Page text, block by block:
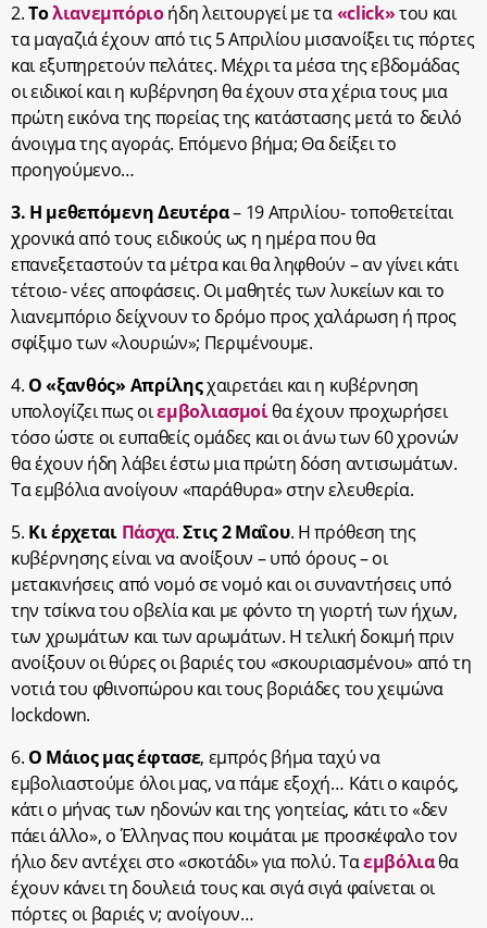
2.Τολιανεμπόριοήδη λειτουργεί με τα«click»του και
τα μαγαζιά έχουν από τις 5 Απριλίου μισανοίξει τις πόρτες
και εξυπηρετούν πελάτες. Μέχρι τα μέσα της εβδομάδας
οι ειδικοί και η κυβέρνηση θα έχουν στα χέρια τους μια
πρώτη εικόνα της πορείας της κατάστασης μετά το δειλό
άνοιγμα της αγοράς. Επόμενο βήμα; Θα δείξει το
προηγούμενο…
3. Η μεθεπόμενη Δευτέρα– 19 Απριλίου- τοποθετείται
χρονικά από τους ειδικούς ως η ημέρα που θα
επανεξεταστούν τα μέτρα και θα ληφθούν – αν γίνει κάτι
τέτοιο- νέες αποφάσεις. Οι μαθητές των λυκείων και το
λιανεμπόριο δείχνουν το δρόμο προς χαλάρωση ή προς
σφίξιμο των «λουριών»; Περιμένουμε.
4. Ο «ξανθός» Απρίληςχαιρετάει και η κυβέρνηση
υπολογίζει πως οιεμβολιασμοίθα έχουν προχωρήσει
τόσο ώστε οι ευπαθείς ομάδες και οι άνω των 60 χρονών
θα έχουν ήδη λάβει έστω μια πρώτη δόση αντισωμάτων.
Τα εμβόλια ανοίγουν «παράθυρα» στην ελευθερία.
5. Κι έρχεται Πάσχα.Στις 2 Μαΐου. Η πρόθεση της
κυβέρνησης είναι να ανοίξουν – υπό όρους – οι
μετακινήσεις από νομό σε νομό και οι συναντήσεις υπό
την τσίκνα του οβελία και με φόντο τη γιορτή των ήχων,
των χρωμάτων και των αρωμάτων. Η τελική δοκιμή πριν
ανοίξουν οι θύρες οι βαριές του «σκουριασμένου» από τη
νοτιά του φθινοπώρου και τους βοριάδες του χειμώνα
lockdown.
6. Ο Μάιος μας έφτασε, εμπρός βήμα ταχύ να
εμβολιαστούμε όλοι μας, να πάμε εξοχή… Κάτι ο καιρός,
κάτι ο μήνας των ηδονών και της γοητείας, κάτι το «δεν
πάει άλλο», ο Έλληνας που κοιμάται με προσκέφαλο τον
ήλιο δεν αντέχει στο «σκοτάδι» για πολύ. Ταεμβόλιαθα
έχουν κάνει τη δουλειά τους και σιγά σιγά φαίνεται οι
πόρτες οι βαριές ν; ανοίγουν…